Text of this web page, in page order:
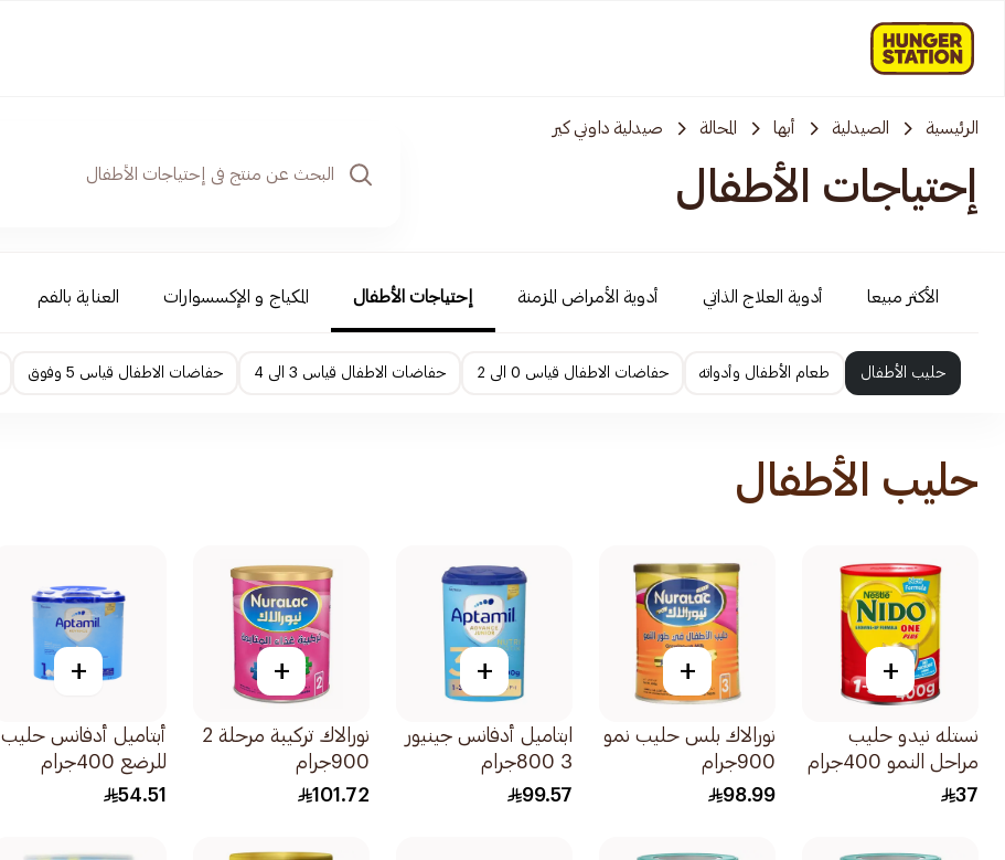
الرئيسية الصيدلية أبها المحالة صيدلية داوني كير
إحتياجات الأطفال
الأكثر مبيعا أدوية العلاج الذاتي أدوية الأمراض المزمنة إحتياجات الأطفال المكياج و الإكسسوارات العناية بالفم
حليب الأطفال طعام الأطفال وأدواته حفاضات الاطفال قياس 0 الى 2 حفاضات الاطفال قياس 3 الى 4 حفاضات الاطفال قياس 5 وفوق
حليب الأطفال
+
نستله نيدو حليب
مراحل النمو 400جرام
37
+
نورالاك بلس حليب نمو
900جرام
98.99
+
ابتاميل أدفانس جينيور
3 800جرام
99.57
+
نورالاك تركيبة مرحلة 2
900جرام
101.72
+
أبتاميل أدفانس حليب
للرضع 400جرام
54.51